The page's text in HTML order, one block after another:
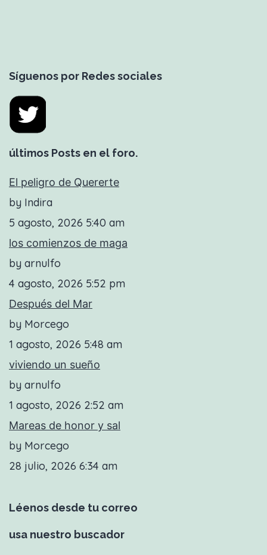
Síguenos por Redes sociales
últimos Posts en el foro.
El peligro de Quererte
by Indira
5 agosto, 2026 5:40 am
los comienzos de maga
by arnulfo
4 agosto, 2026 5:52 pm
Después del Mar
by Morcego
1 agosto, 2026 5:48 am
viviendo un sueño
by arnulfo
1 agosto, 2026 2:52 am
Mareas de honor y sal
by Morcego
28 julio, 2026 6:34 am
Léenos desde tu correo
usa nuestro buscador